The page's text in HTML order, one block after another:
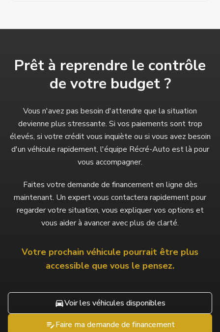
Prêt à reprendre le contrôle
de votre budget ?
Vous n'avez pas besoin d'attendre que la situation
devienne plus stressante. Si vos paiements sont trop
élevés, si votre crédit vous inquiète ou si vous avez besoin
d'un véhicule rapidement, l'équipe Récré-Auto est là pour
vous accompagner.
Faites votre demande de financement en ligne dès
maintenant. Un expert vous contactera rapidement pour
regarder votre situation, vous expliquer vos options et
vous aider à avancer avec plus de clarté.
Votre prochain véhicule pourrait être plus
accessible que vous le pensez.
Voir les véhicules disponibles
Faire ma demande de financement